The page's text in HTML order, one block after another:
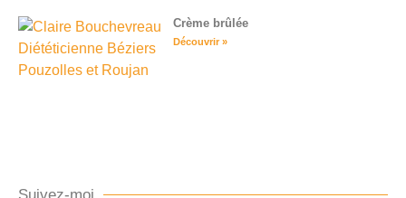
Crème brûlée
Découvrir »